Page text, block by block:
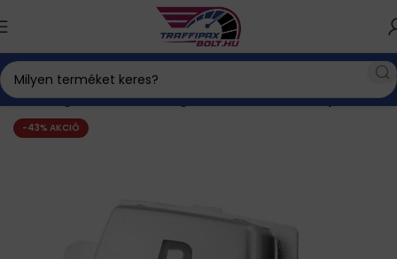
Autós kiegészítők BMW kiegészítők Gombok, kapcsolók
-43% AKCIÓ